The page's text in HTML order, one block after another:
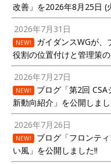
改善」を2026年8月25日 (
2026年7月31日
NEW!
ガイダンスWGが、
役割の位置付けと管理策
2026年7月27日
NEW!
ブログ「第2回
新動向紹介」を公開しまし
2026年7月26日
NEW!
ブログ「フロンテ
い風」を公開しました!!